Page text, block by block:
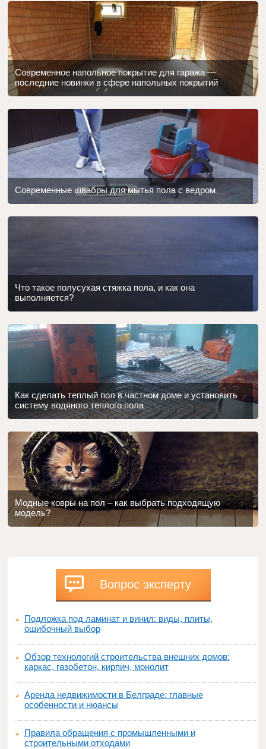
Современное напольное покрытие для гаража —
последние новинки в сфере напольных покрытий
Современные швабры для мытья пола с ведром
Что такое полусухая стяжка пола, и как она
выполняется?
Как сделать теплый пол в частном доме и установить
систему водяного теплого пола
Модные ковры на пол – как выбрать подходящую
модель?
Вопрос эксперту
Подложка под ламинат и винил: виды, плиты,
ошибочный выбор
Обзор технологий строительства внешних домов:
каркас, газобетон, кирпич, монолит
Аренда недвижимости в Белграде: главные
особенности и нюансы
Правила обращения с промышленными и
строительными отходами